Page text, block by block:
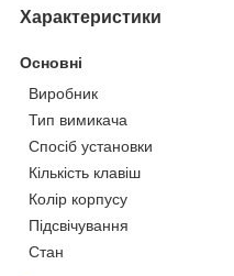
Характеристики
Основні
Виробник
Тип вимикача
Спосіб установки
Кількість клавіш
Колір корпусу
Підсвічування
Стан